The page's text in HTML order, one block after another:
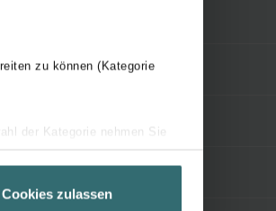
zu können (Kategorie
der Kategorie nehmen Sie
Informationen
über einen Link in der
Cookies zulassen
Conduit non isolé